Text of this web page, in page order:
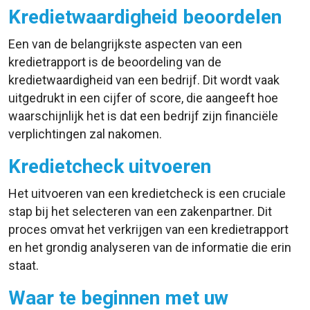
Kredietwaardigheid beoordelen
Een van de belangrijkste aspecten van een
kredietrapport is de beoordeling van de
kredietwaardigheid van een bedrijf. Dit wordt vaak
uitgedrukt in een cijfer of score, die aangeeft hoe
waarschijnlijk het is dat een bedrijf zijn financiële
verplichtingen zal nakomen.
Kredietcheck uitvoeren
Het uitvoeren van een kredietcheck is een cruciale
stap bij het selecteren van een zakenpartner. Dit
proces omvat het verkrijgen van een kredietrapport
en het grondig analyseren van de informatie die erin
staat.
Waar te beginnen met uw